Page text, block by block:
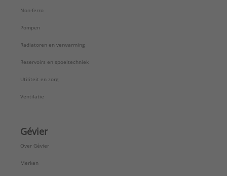
Non-ferro
Pompen
Radiatoren en verwarming
Reservoirs en spoeltechniek
Utiliteit en zorg
Ventilatie
Gévier
Over Gévier
Merken